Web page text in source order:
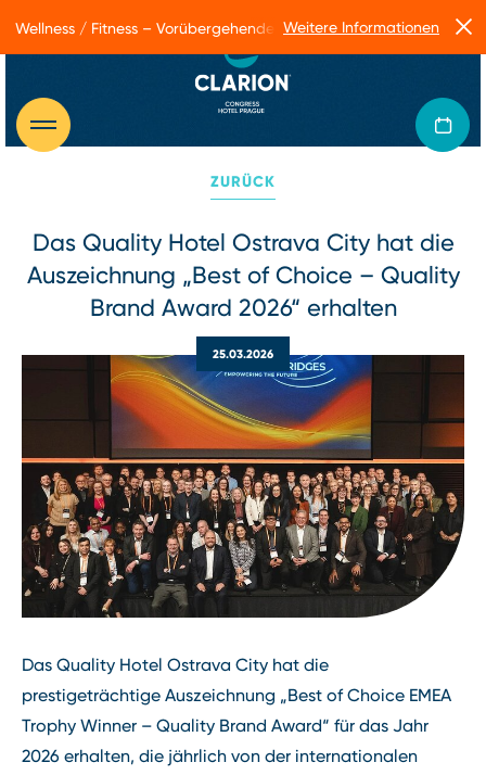
ZURÜCK
Das Quality Hotel Ostrava City hat die
Auszeichnung „Best of Choice – Quality
Brand Award 2026“ erhalten
25.03.2026
Das Quality Hotel Ostrava City hat die
prestigeträchtige Auszeichnung „Best of Choice EMEA
Trophy Winner – Quality Brand Award“ für das Jahr
2026 erhalten, die jährlich von der internationalen
Wellness / Fitness – Vorübergehende Betriebseinschränkungen
Weitere Informationen